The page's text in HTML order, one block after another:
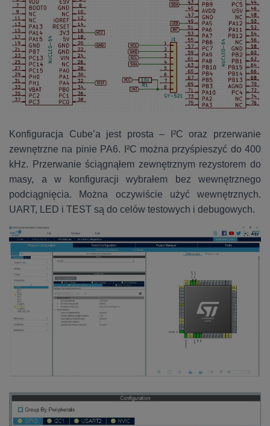
Konfiguracja Cube’a jest prosta – I²C oraz przerwanie
zewnętrzne na pinie PA6. I²C można przyśpieszyć do 400
kHz. Przerwanie ściągnąłem zewnętrznym rezystorem do
masy, a w konfiguracji wybrałem bez wewnętrznego
podciągnięcia. Można oczywiście użyć wewnętrznych.
UART, LED i TEST są do celów testowych i debugowych.